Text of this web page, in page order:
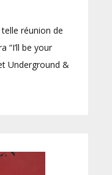
réunion de
“I’ll be your
Underground &